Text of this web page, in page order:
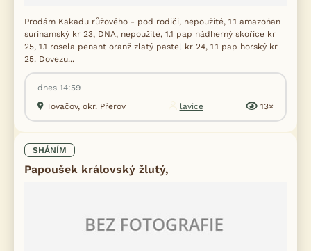
Prodám Kakadu růžového - pod rodiči, nepoužité, 1.1 amazońan
surinamský kr 23, DNA, nepoužité, 1.1 pap nádherný skořice kr
25, 1.1 rosela penant oranž zlatý pastel kr 24, 1.1 pap horský kr
25. Dovezu...
dnes 14:59
Tovačov, okr. Přerov
lavice 13×
SHÁNÍM
Papoušek královský žlutý,